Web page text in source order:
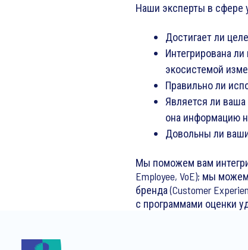
Наши эксперты в сфере
Достигает ли
Интегрирована
экосистемой
Правильно ли
Является ли
она информацию
Довольны ли
Мы поможем вам
Employee, VoE); мы
бренда (Customer
с программами оценки